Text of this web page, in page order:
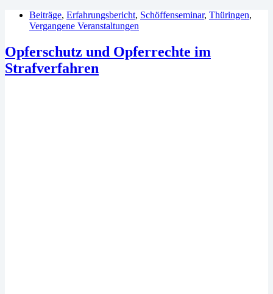
Beiträge, Erfahrungsbericht, Schöffenseminar, Thüringen,
Vergangene Veranstaltungen
Opferschutz und Opferrechte im
Strafverfahren